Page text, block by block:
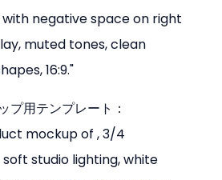
negative space on right
muted tones, clean
16:9."
プ用テンプレート：
mockup of
, 3/4
studio lighting, white